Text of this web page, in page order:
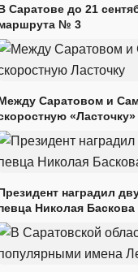
Саратове до 21
№ 3
Саратовом и
«Ласточку»
наградил
Николая Баскова